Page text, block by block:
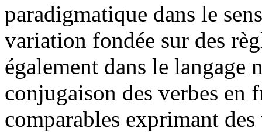
paradigmatique dans le
variation fondée sur des
également dans le langage
conjugaison des verbes en
comparables exprimant